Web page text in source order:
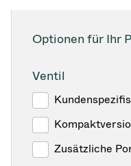
Optionen für Ihr
Ventil
Zusätzliche